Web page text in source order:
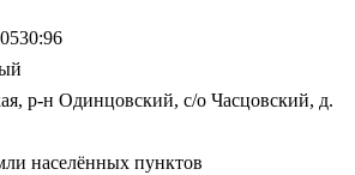
р-н Одинцовский, с/о Часцовский, д.
населённых пунктов